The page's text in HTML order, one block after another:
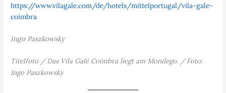
https://www.vilagale.com/de/hotels/mittelportugal/vila-gale-
coimbra
Ingo Paszkowsky
Titelfoto / Das Vila Galé Coimbra liegt am Mondego. / Foto:
Ingo Paszkowsky